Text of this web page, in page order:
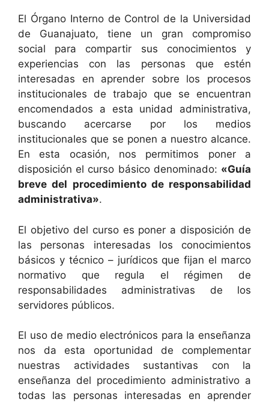
El Órgano Interno de Control de la Universidad
de Guanajuato, tiene un gran compromiso
social para compartir sus conocimientos y
experiencias con las personas que estén
interesadas en aprender sobre los procesos
institucionales de trabajo que se encuentran
encomendados a esta unidad administrativa,
buscando acercarse por los medios
institucionales que se ponen a nuestro alcance.
En esta ocasión, nos permitimos poner a
disposición el curso básico denominado: «Guía
breve del procedimiento de responsabilidad
administrativa».
El objetivo del curso es poner a disposición de
las personas interesadas los conocimientos
básicos y técnico – jurídicos que fijan el marco
normativo que regula el régimen de
responsabilidades administrativas de los
servidores públicos.
El uso de medio electrónicos para la enseñanza
nos da esta oportunidad de complementar
nuestras actividades sustantivas con la
enseñanza del procedimiento administrativo a
todas las personas interesadas en aprender